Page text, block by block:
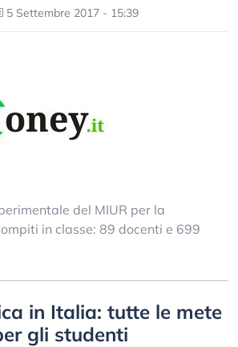
5 Settembre 2017 - 15:39
del MIUR per la
in classe: 89 docenti e 699
in Italia: tutte le mete
gli studenti